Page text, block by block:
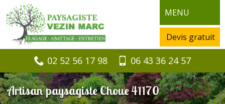
MENU
Devis gratuit
02 52 56 17 98 06 43 36 24 57
Artisan paysagiste Choue 41170